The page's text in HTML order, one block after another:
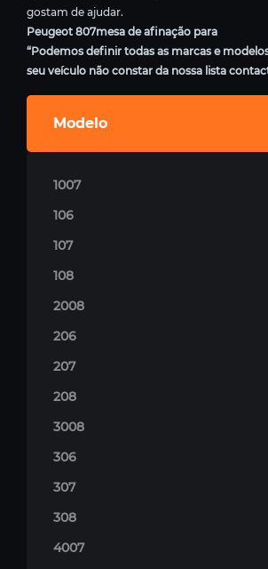
gostam de ajudar.
Peugeot 807mesa de afinação para
“Podemos definir todas as marcas e
seu veículo não constar da nossa lista
Modelo
1007
106
107
108
2008
206
207
208
3008
306
307
308
4007